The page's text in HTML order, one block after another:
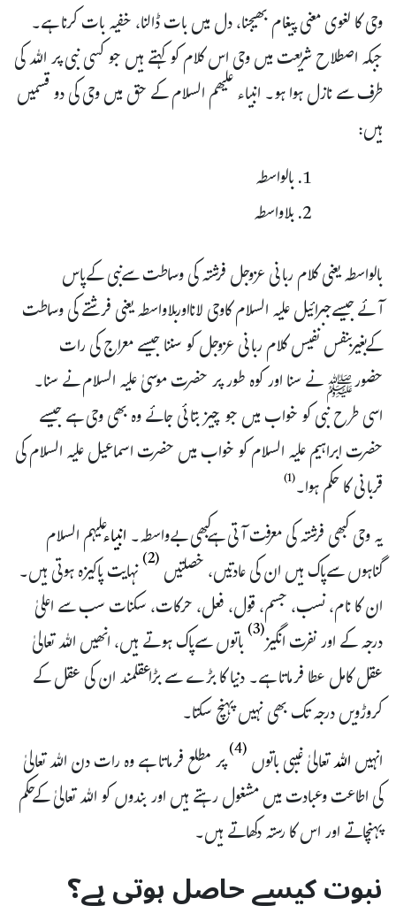
وحی کا لغوی معنی پیغام بھیجنا، دل میں بات ڈالنا، خفیہ بات کرنا ہے۔
جبکہ اصطلاح شریعت میں وحی اس کلام کو کہتے ہیں جو کسی نبی پر اللہ کی
طرف سے نازل ہوا ہو۔ انبیاء علیھم السلام کے حق میں وحی کی دو قسمیں
ہیں:
بالواسطہ
بلاواسطہ
بالواسطہ یعنی کلام ربانی عزوجل فرشتہ کی وساطت سےنبی کےپاس
آئےجیسےجبرائیل علیہ السلام کاوحی لانااوربلاواسطہ یعنی فرشتےکی وساطت
کےبغیربنفس نفیس کلام ربانی عزوجل کو سننا جیسے معراج کی رات
حضورﷺ نے سنا اور کوہ طور پر حضرت موسیٰ علیہ السلام نے سنا۔
اسی طرح نبی کو خواب میں جو چیز بتائی جائے وہ بھی وحی ہے جیسے
حضرت ابراہیم علیہ السلام کو خواب میں حضرت اسماعیل علیہ السلام کی
قربانی کا حکم ہوا۔(1)
یہ وحی کبھی فرشتہ کی معرفت آتی ہےکبھی بےواسطہ۔انبیاءعلیہم السلام
گناہوں سےپاک ہیں ان کی عادتیں، خصلتیں(2) نہایت پاکیزہ ہوتی ہیں۔
ان کا نام، نسب، جسم، قول، فعل، حرکات، سکنات سب سے اعلیٰ
درجہ کے اور نفرت انگیز(3) باتوں سےپاک ہوتے ہیں، انھیں اللہ تعالیٰ
عقل کامل عطا فرماتا ہے۔ دنیا کا بڑے سے بڑاعقلمند ان کی عقل کے
کروڑویں درجہ تک بھی نہیں پہنچ سکتا۔
انہیںاللہتعالیٰ غیبی باتوں(4) پر مطلع فرماتا ہے وہ رات دن اللہ تعالیٰ
کی اطاعت وعبادت میں مشغول رہتے ہیں اور بندوں کو اللہ تعالیٰ کےحکم
پہنچاتے اور اس کا رستہ دکھاتے ہیں۔
نبوت کیسے حاصل ہوتی ہے؟